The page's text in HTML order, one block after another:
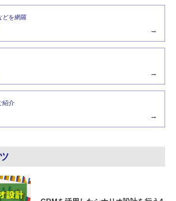
どを網羅
→
→
紹介
→